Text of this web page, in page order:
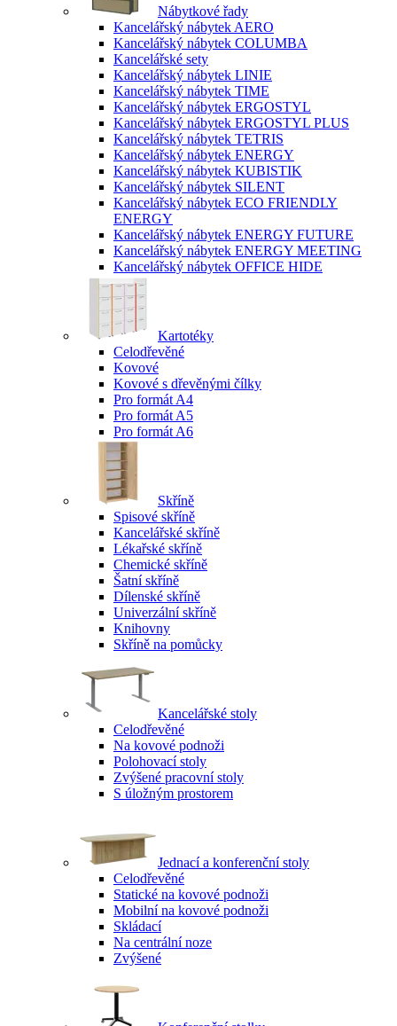
Nábytkové řady
Kancelářský nábytek AERO
Kancelářský nábytek COLUMBA
Kancelářské sety
Kancelářský nábytek LINIE
Kancelářský nábytek TIME
Kancelářský nábytek ERGOSTYL
Kancelářský nábytek ERGOSTYL PLUS
Kancelářský nábytek TETRIS
Kancelářský nábytek ENERGY
Kancelářský nábytek KUBISTIK
Kancelářský nábytek SILENT
Kancelářský nábytek ECO FRIENDLY
ENERGY
Kancelářský nábytek ENERGY FUTURE
Kancelářský nábytek ENERGY MEETING
Kancelářský nábytek OFFICE HIDE
Kartotéky
Celodřevěné
Kovové
Kovové s dřevěnými čílky
Pro formát A4
Pro formát A5
Pro formát A6
Skříně
Spisové skříně
Kancelářské skříně
Lékařské skříně
Chemické skříně
Šatní skříně
Dílenské skříně
Univerzální skříně
Knihovny
Skříně na pomůcky
Kancelářské stoly
Celodřevěné
Na kovové podnoži
Polohovací stoly
Zvýšené pracovní stoly
S úložným prostorem
Jednací a konferenční stoly
Celodřevěné
Statické na kovové podnoži
Mobilní na kovové podnoži
Skládací
Na centrální noze
Zvýšené